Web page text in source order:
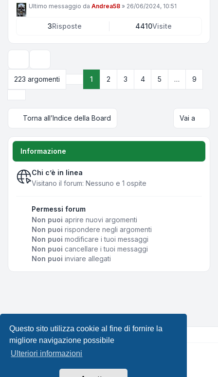
Questo sito utilizza cookie al fine di fornire la
migliore navigazione possibile
Ulteriori informazioni
Ultimo messaggio da Andrea58 » 26/06/2024, 10:51
3Risposte 4410Visite
223 argomenti
Pagina di9
1 2 3 4 5 …
9
Torna all’Indice della Board Vai a
Informazione
Chi c’è in linea
Visitano il forum: Nessuno e 1 ospite
Permessi forum
Non puoi aprire nuovi argomenti
Non puoi rispondere negli argomenti
Non puoi modificare i tuoi messaggi
Non puoi cancellare i tuoi messaggi
Non puoi inviare allegati
Creato daphpBB® Forum Software © phpBB Limited •
Leenoz.com